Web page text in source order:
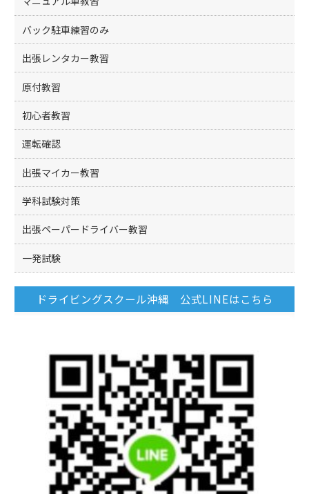
バック駐車練習のみ
出張レンタカー教習
原付教習
初心者教習
運転確認
出張マイカー教習
学科試験対策
出張ペーパードライバー教習
一発試験
ドライビングスクール沖縄 公式LINEはこちら